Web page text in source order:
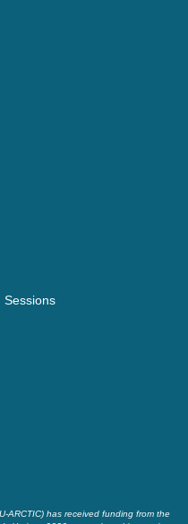
Sessions
ARCTIC) has received funding from the